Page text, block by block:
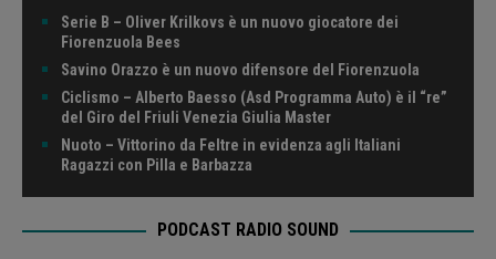
Serie B – Oliver Krilkovs è un nuovo giocatore dei
Fiorenzuola Bees
Savino Orazzo è un nuovo difensore del Fiorenzuola
Ciclismo – Alberto Baesso (Asd Programma Auto) è il “re”
del Giro del Friuli Venezia Giulia Master
Nuoto – Vittorino da Feltre in evidenza agli Italiani
Ragazzi con Pilla e Barbazza
PODCAST RADIO SOUND